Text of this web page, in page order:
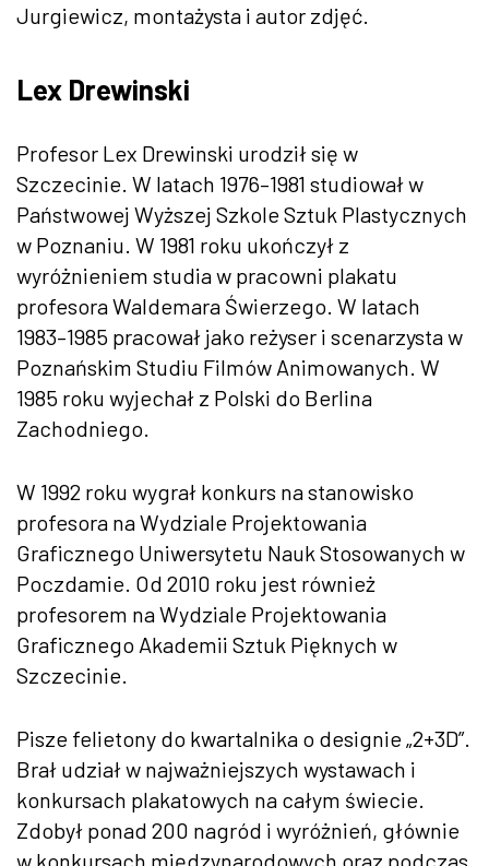
Jurgiewicz, montażysta i autor zdjęć.
Lex Drewinski
Profesor Lex Drewinski urodził się w
Szczecinie. W latach 1976–1981 studiował w
Państwowej Wyższej Szkole Sztuk Plastycznych
w Poznaniu. W 1981 roku ukończył z
wyróżnieniem studia w pracowni plakatu
profesora Waldemara Świerzego. W latach
1983–1985 pracował jako reżyser i scenarzysta w
Poznańskim Studiu Filmów Animowanych. W
1985 roku wyjechał z Polski do Berlina
Zachodniego.
W 1992 roku wygrał konkurs na stanowisko
profesora na Wydziale Projektowania
Graficznego Uniwersytetu Nauk Stosowanych w
Poczdamie. Od 2010 roku jest również
profesorem na Wydziale Projektowania
Graficznego Akademii Sztuk Pięknych w
Szczecinie.
Pisze felietony do kwartalnika o designie „2+3D”.
Brał udział w najważniejszych wystawach i
konkursach plakatowych na całym świecie.
Zdobył ponad 200 nagród i wyróżnień, głównie
w konkursach międzynarodowych oraz podczas